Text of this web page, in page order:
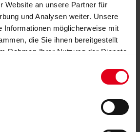
Website an unsere Partner für
und Analysen weiter. Unsere
Informationen möglicherweise mit
die Sie ihnen bereitgestellt
Rahmen Ihrer Nutzung der Dienste